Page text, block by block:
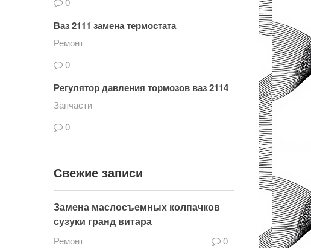
Ваз 2111 замена термостата
Ремонт
0
Регулятор давления тормозов ваз 2114
Запчасти
0
Свежие записи
Замена маслосъемных колпачков
сузуки гранд витара
Ремонт 0